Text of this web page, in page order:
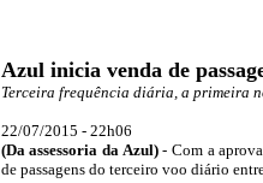
Azul inicia venda de
Terceira frequência diária, a primeira
22/07/2015 - 22h06
(Da assessoria da Azul) - Com a
de passagens do terceiro voo diário